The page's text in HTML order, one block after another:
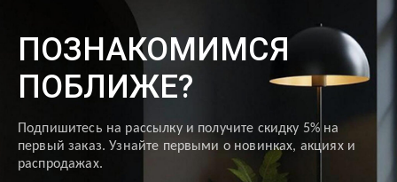
ПОЗНАКОМИМСЯ
ПОБЛИЖЕ?
Подпишитесь на рассылку и получите скидку 5% на
первый заказ. Узнайте первыми о новинках, акциях и
распродажах.